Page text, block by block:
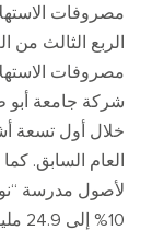
مصروفات
الربع الثالث من
مصروفات
شركة جامعة أبو
خلال أول تسعة
العام السابق. كما
لأصول مدرسة “
10%
إلى 24.9